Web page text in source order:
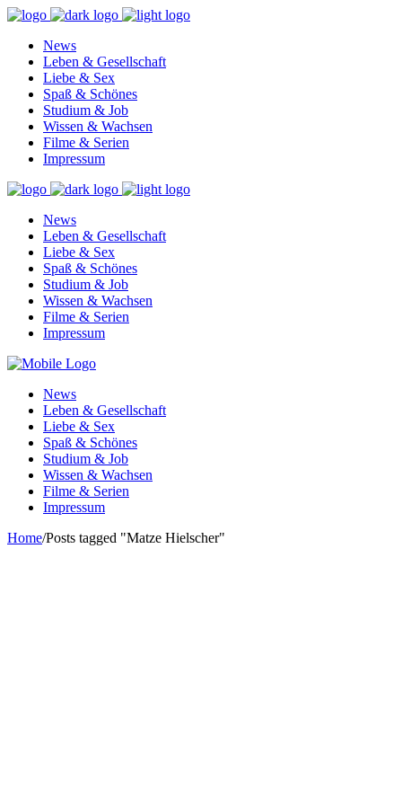
News
Leben & Gesellschaft
Liebe & Sex
Spaß & Schönes
Studium & Job
Wissen & Wachsen
Filme & Serien
Impressum
News
Leben & Gesellschaft
Liebe & Sex
Spaß & Schönes
Studium & Job
Wissen & Wachsen
Filme & Serien
Impressum
News
Leben & Gesellschaft
Liebe & Sex
Spaß & Schönes
Studium & Job
Wissen & Wachsen
Filme & Serien
Impressum
Home/Posts tagged "Matze Hielscher"